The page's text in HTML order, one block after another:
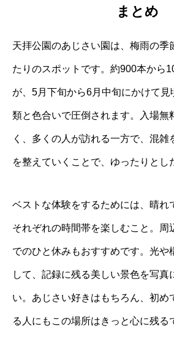
まとめ
天拝公園のあじさい園は、梅雨の季
たりのスポットです。約900本から
が、5月下旬から6月中旬にかけて
類と色合いで圧倒されます。入場無
く、多くの人が訪れる一方で、混雑
を整えていくことで、ゆったりとし
ベストな体験をするためには、晴れ
それぞれの時間帯を楽しむこと。周
でのひと休みもおすすめです。光や
して、記録に残る美しい景色を写真
い。あじさい好きはもちろん、初め
る人にもこの場所はきっと心に残る